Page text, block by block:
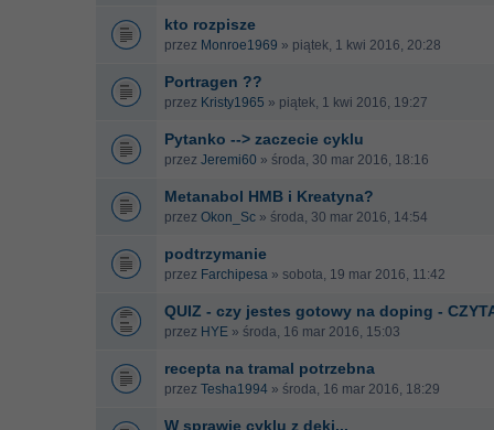
kto rozpisze
przez Monroe1969 » piątek, 1 kwi 2016, 20:28
Portragen ??
przez Kristy1965 » piątek, 1 kwi 2016, 19:27
Pytanko --> zaczecie cyklu
przez Jeremi60 » środa, 30 mar 2016, 18:16
Metanabol HMB i Kreatyna?
przez Okon_Sc » środa, 30 mar 2016, 14:54
podtrzymanie
przez Farchipesa » sobota, 19 mar 2016, 11:42
QUIZ - czy jestes gotowy na doping -
przez HYE » środa, 16 mar 2016, 15:03
recepta na tramal potrzebna
przez Tesha1994 » środa, 16 mar 2016, 18:29
W sprawie cyklu z deki...